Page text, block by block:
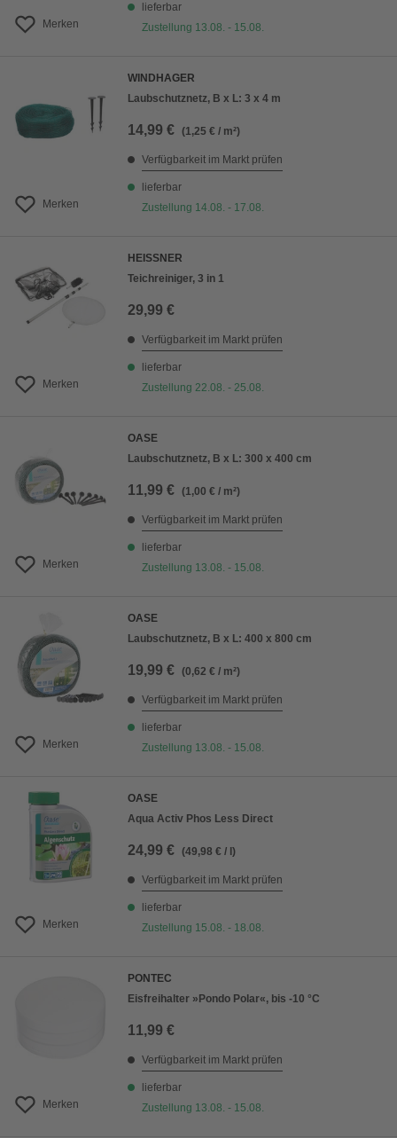
Merken
lieferbar
Zustellung 13.08. - 15.08.
Merken
WINDHAGER
Laubschutznetz, B x L: 3 x 4 m
14,99 € (1,25 € / m²)
Verfügbarkeit im Markt prüfen
lieferbar
Zustellung 14.08. - 17.08.
Merken
HEISSNER
Teichreiniger, 3 in 1
29,99 €
Verfügbarkeit im Markt prüfen
lieferbar
Zustellung 22.08. - 25.08.
Merken
OASE
Laubschutznetz, B x L: 300 x 400 cm
11,99 € (1,00 € / m²)
Verfügbarkeit im Markt prüfen
lieferbar
Zustellung 13.08. - 15.08.
Merken
OASE
Laubschutznetz, B x L: 400 x 800 cm
19,99 € (0,62 € / m²)
Verfügbarkeit im Markt prüfen
lieferbar
Zustellung 13.08. - 15.08.
Merken
OASE
Aqua Activ Phos Less Direct
24,99 € (49,98 € / l)
Verfügbarkeit im Markt prüfen
lieferbar
Zustellung 15.08. - 18.08.
Merken
PONTEC
Eisfreihalter »Pondo Polar«, bis -10 °C
11,99 €
Verfügbarkeit im Markt prüfen
lieferbar
Zustellung 13.08. - 15.08.